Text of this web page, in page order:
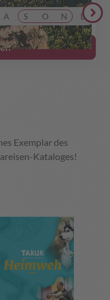
A S O N D
Exemplar des
Kataloges!